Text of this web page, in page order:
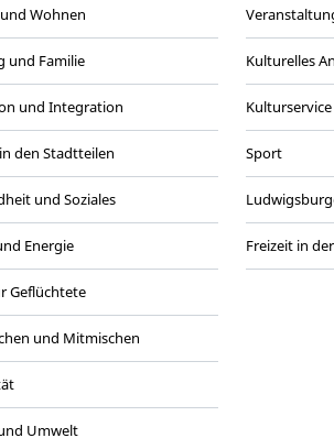
Wohnen
und Familie
und Integration
den Stadtteilen
und Soziales
Energie
Geflüchtete
und Mitmischen
Umwelt
Kulturelles
Kulturservice
Sport
Freizeit in